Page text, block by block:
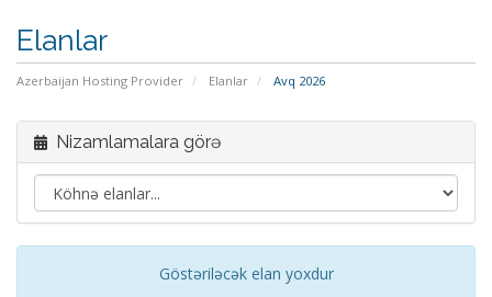
Elanlar
Azerbaijan Hosting Provider Elanlar Avq 2026
Nizamlamalara görə
Göstəriləcək elan yoxdur